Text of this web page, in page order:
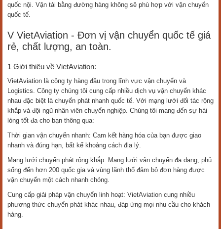
quốc nội. Vận tải bằng đường hàng không sẽ phù hợp với vận chuyển
quốc tế.
V VietAviation - Đơn vị vận chuyển quốc tế giá
rẻ, chất lượng, an toàn.
1 Giới thiệu về VietAviation:
VietAviation là công ty hàng đầu trong lĩnh vực vận chuyển và
Logistics. Công ty chúng tôi cung cấp nhiều dịch vụ vận chuyển khác
nhau đặc biệt là chuyển phát nhanh quốc tế. Với mạng lưới đối tác rộng
khắp và đội ngũ nhân viên chuyển nghiệp. Chúng tôi mang đến sự hài
lòng tốt đa cho bạn thông qua:
Thời gian vận chuyển nhanh: Cam kết hàng hóa của bạn được giao
nhanh và đúng hạn, bất kể khoảng cách địa lý.
Mạng lưới chuyển phát rộng khắp: Mạng lưới vận chuyển đa dạng, phủ
sống đến hơn 200 quốc gia và vùng lãnh thổ đảm bỏ đơn hàng được
vận chuyển một cách nhanh chóng.
Cung cấp giải pháp vận chuyển linh hoạt: VietAviation cung nhiều
phương thức chuyển phát khác nhau, đáp ứng mọi nhu cầu cho khách
hàng.